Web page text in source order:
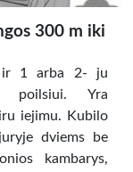
300 m iki
ir 1 arba 2- ju
poilsiui. Yra
iejimu. Kubilo
dviems be
kambarys,